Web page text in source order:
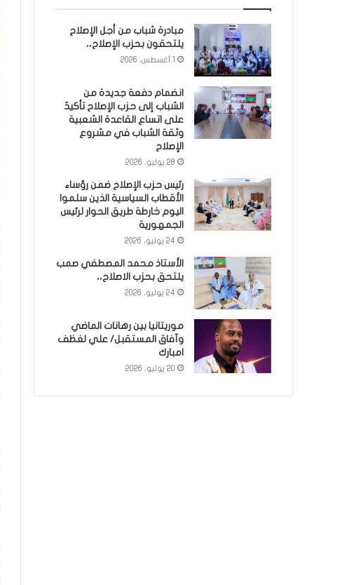
مبادرة شباب من أجل الإصلاح
يلتحقون بحزب الإصلاح،،
انضمام دفعة جديدة من
الشباب إلى حزب الإصلاح تأكيدٌ
على اتساع القاعدة الشعبية
وثقة الشباب في مشروع
الإصلاح
28 يوليو، 2026
رئيس حزب الإصلاح ضمن رؤساء
الأقطاب السياسية الذين سلموا
اليوم خارطة طريق الحوار لرئيس
الجمهورية
24 يوليو، 2026
الأستاذ محمد المصطفي صمب
يلتحق بحزب الاصلاح،،
24 يوليو، 2026
موريتانيا بين رهانات الماضي
وآفاق المستقبل/ علي لغظف
امبارك
20 يوليو، 2026